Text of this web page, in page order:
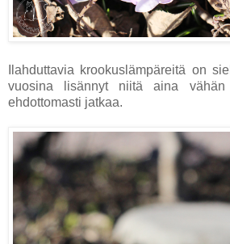
Ilahduttavia krookuslämpäreitä on
vuosina lisännyt niitä aina
ehdottomasti jatkaa.